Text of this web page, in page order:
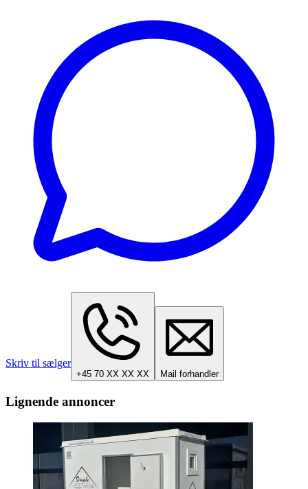
Skriv til sælger
+45 70 XX XX XX Mail forhandler
Lignende annoncer